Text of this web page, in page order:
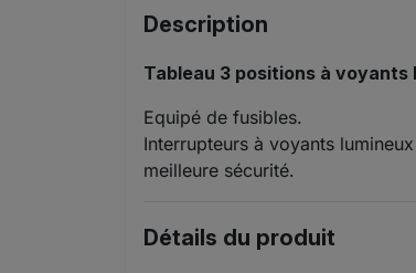
Description
Tableau 3 positions à voyants
Equipé de fusibles.
Interrupteurs à voyants
meilleure sécurité.
Détails du produit